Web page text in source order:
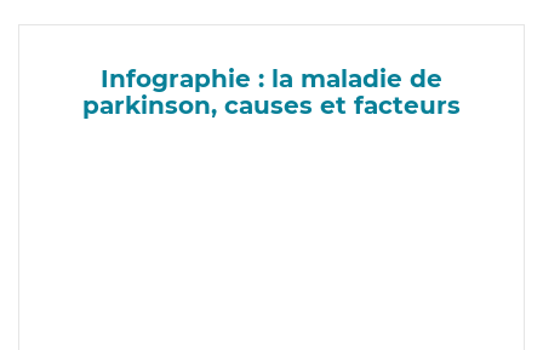
Infographie : la maladie de
parkinson, causes et facteurs